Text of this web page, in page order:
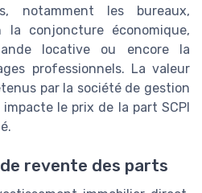
notamment les bureaux,
conjoncture économique,
locative ou encore la
professionnels. La valeur
par la société de gestion
le prix de la part SCPI
revente des parts